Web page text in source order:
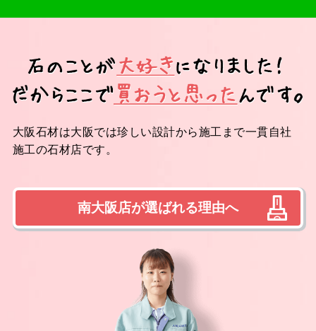
大阪石材は大阪では珍しい設計から施工まで一貫自社
施工の石材店です。
南大阪店が選ばれる理由へ